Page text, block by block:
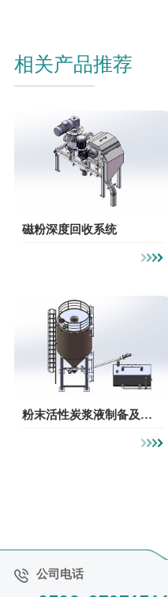
相关产品推荐
磁粉深度回收系统
粉末活性炭浆液制备及精
公司电话